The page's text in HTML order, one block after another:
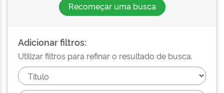
Recomeçar uma busca
Adicionar filtros:
Utilizar filtros para refinar o resultado de busca.